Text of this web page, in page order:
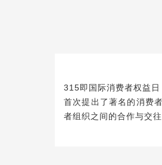
315即国际消费者权益
首次提出了著名的消费
者组织之间的合作与交